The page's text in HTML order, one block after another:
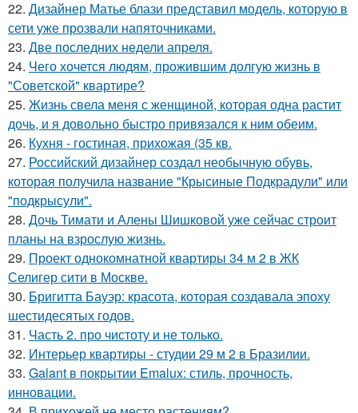
22. Дизайнер Матье блази представил модель, которую в
сети уже прозвали напяточниками.
23. Две последних недели апреля.
24. Чего хочется людям, прожившим долгую жизнь в
"Советской" квартире?
25. Жизнь свела меня с женщиной, которая одна растит
дочь, и я довольно быстро привязался к ним обеим.
26. Кухня - гостиная, прихожая (35 кв.
27. Российский дизайнер создал необычную обувь,
которая получила название "Крысиные Подкрадули" или
"подкрысули".
28. Дочь Тимати и Алены Шишковой уже сейчас строит
планы на взрослую жизнь.
29. Проект однокомнатной квартиры 34 м 2 в ЖК
Селигер сити в Москве.
30. Бригитта Бауэр: красота, которая создавала эпоху
шестидесятых годов.
31. Часть 2. про чистоту и не только.
32. Интерьер квартиры - студии 29 м 2 в Бразилии.
33. Galant в покрытии Emalux: стиль, прочность,
инновации.